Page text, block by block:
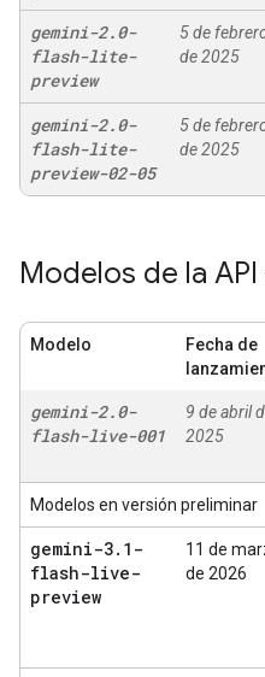
gemini-2.0-
flash-lite-
preview
5 de
de 2025
gemini-2.0-
flash-lite-
preview-02-05
5 de
de 2025
Modelos de la
Modelo
Fecha de
gemini-2.0-
flash-live-001
9 de abril
2025
Modelos en versión preliminar
gemini-3. 1-
flash-live-
preview
11 de
de 2026